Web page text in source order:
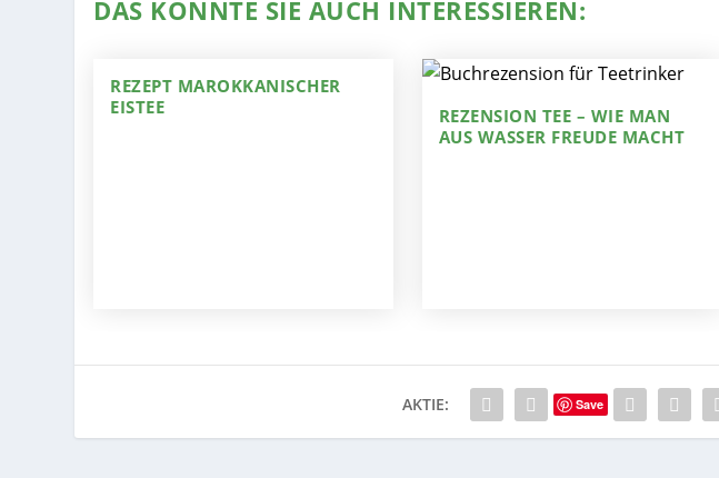
DAS KÖNNTE SIE AUCH INTERESSIEREN:
REZEPT MAROKKANISCHER
EISTEE
REZENSION TEE – WIE MAN
AUS WASSER FREUDE MACHT
AKTIE: Save